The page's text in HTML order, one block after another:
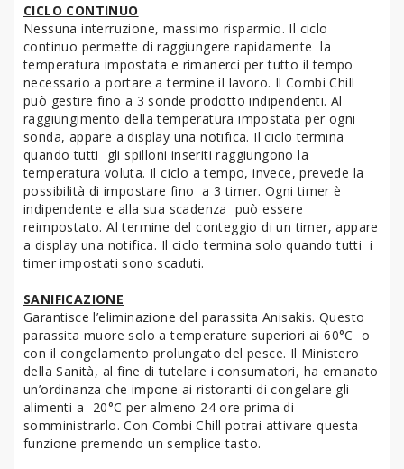
CICLO CONTINUO
Nessuna interruzione, massimo risparmio. Il ciclo
continuo permette di raggiungere rapidamente la
temperatura impostata e rimanerci per tutto il tempo
necessario a portare a termine il lavoro. Il Combi Chill
può gestire fino a 3 sonde prodotto indipendenti. Al
raggiungimento della temperatura impostata per ogni
sonda, appare a display una notifica. Il ciclo termina
quando tutti gli spilloni inseriti raggiungono la
temperatura voluta. Il ciclo a tempo, invece, prevede la
possibilità di impostare fino a 3 timer. Ogni timer è
indipendente e alla sua scadenza può essere
reimpostato. Al termine del conteggio di un timer, appare
a display una notifica. Il ciclo termina solo quando tutti i
timer impostati sono scaduti.
SANIFICAZIONE
Garantisce l’eliminazione del parassita Anisakis. Questo
parassita muore solo a temperature superiori ai 60°C o
con il congelamento prolungato del pesce. Il Ministero
della Sanità, al fine di tutelare i consumatori, ha emanato
un’ordinanza che impone ai ristoranti di congelare gli
alimenti a -20°C per almeno 24 ore prima di
somministrarlo. Con Combi Chill potrai attivare questa
funzione premendo un semplice tasto.